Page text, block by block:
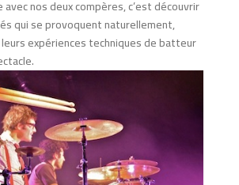
nos deux compères, c’est découvrir
qui se provoquent naturellement,
expériences techniques de batteur